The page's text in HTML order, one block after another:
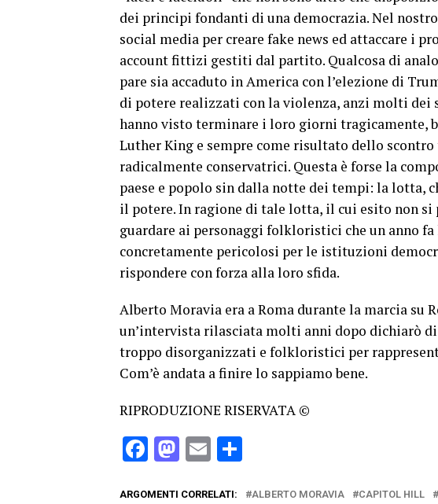
dei principi fondanti di una democrazia. Nel
social media per creare fake news ed attaccare i
account fittizi gestiti dal partito. Qualcosa di
pare sia accaduto in America con l’elezione di
di potere realizzati con la violenza, anzi molti
hanno visto terminare i loro giorni tragicamente,
Luther King e sempre come risultato dello
radicalmente conservatrici. Questa è forse la
paese e popolo sin dalla notte dei tempi: la lotta,
il potere. In ragione di tale lotta, il cui esito non si
guardare ai personaggi folkloristici che un anno
concretamente pericolosi per le istituzioni
rispondere con forza alla loro sfida.
Alberto Moravia era a Roma durante la marcia su
un’intervista rilasciata molti anni dopo dichiarò
troppo disorganizzati e folkloristici per
Com’è andata a finire lo sappiamo bene.
RIPRODUZIONE RISERVATA ©
Facebook
Mastodon
Email
ARGOMENTI CORRELATI: ALBERTO MORAVIA CAPITOL HILL